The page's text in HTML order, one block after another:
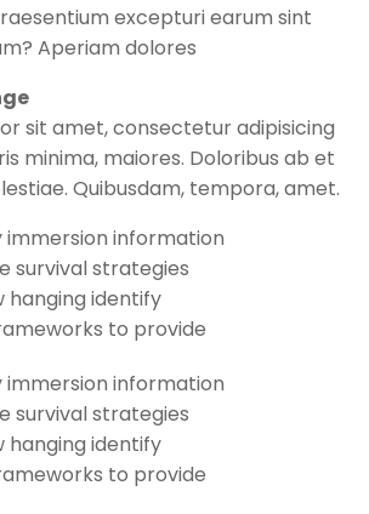
excepturi earum sint
Aperiam dolores
sit amet, consectetur adipisicing
minima, maiores. Doloribus ab et
Quibusdam, tempora, amet.
immersion information
survival strategies
hanging identify
to provide
immersion information
survival strategies
hanging identify
to provide